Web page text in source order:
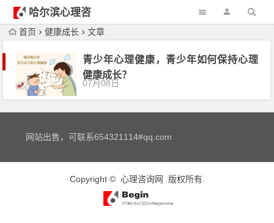
哈尔滨心理咨
询首页 健康成长 文章
青少年心理健康，青少年如何保持心理
健康成长？
07月08日
网站出售，可联系654321114#qq.com
Copyright © 心理咨询网 版权所有.